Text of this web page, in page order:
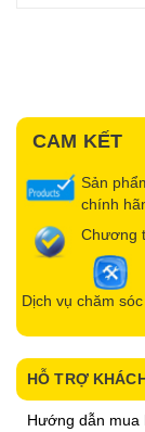
CAM KẾT
Sản
chính
Chương
Dịch vụ chăm
HỖ TRỢ
Hướng dẫn mua